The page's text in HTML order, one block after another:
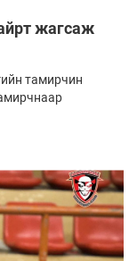
жагсаж
тамирчин